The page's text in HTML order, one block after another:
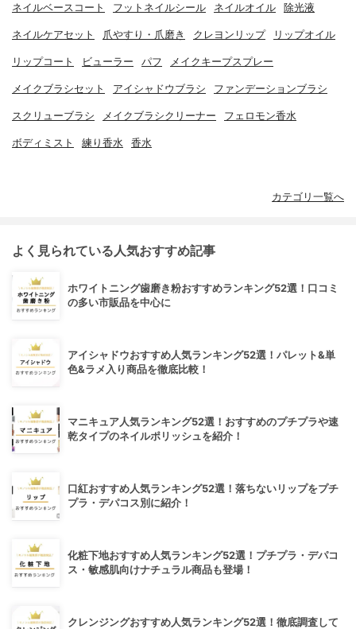
ネイルベースコート フットネイルシール ネイルオイル 除光液
ネイルケアセット 爪やすり・爪磨き クレヨンリップ リップオイル
リップコート ビューラー パフ メイクキープスプレー
メイクブラシセット アイシャドウブラシ ファンデーションブラシ
スクリューブラシ メイクブラシクリーナー フェロモン香水
ボディミスト 練り香水 香水
カテゴリ一覧へ
よく見られている人気おすすめ記事
ホワイトニング歯磨き粉おすすめランキング52選！口コミ
の多い市販品を中心に
アイシャドウおすすめ人気ランキング52選！パレット&単
色&ラメ入り商品を徹底比較！
マニキュア人気ランキング52選！おすすめのプチプラや速
乾タイプのネイルポリッシュを紹介！
口紅おすすめ人気ランキング52選！落ちないリップをプチ
プラ・デパコス別に紹介！
化粧下地おすすめ人気ランキング52選！プチプラ・デパコ
ス・敏感肌向けナチュラル商品も登場！
クレンジングおすすめ人気ランキング52選！徹底調査して